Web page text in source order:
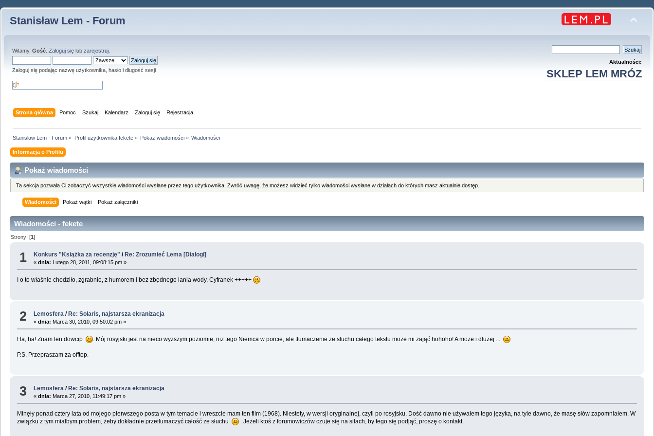
Stanisław Lem - Forum
Witamy, Gość Zaloguj się lub zarejestruj
Zaloguj się podając nazwę użytkownika, hasło i długość sesji
Aktualności:
SKLEP LEM MRÓZ
Strona główna Pomoc Szukaj Kalendarz Zaloguj się Rejestracja
Stanisław Lem - Forum » Profil użytkownika fekete» Pokaż wiadomości» Wiadomości
Informacja o Profilu
Pokaż wiadomości
Ta sekcja pozwala Ci zobaczyć wszystkie wiadomości wysłane przez tego użytkownika. Zwróć uwagę, że możesz widzieć tylko wiadomości wysłane w działach do których masz aktualnie dostęp.
Wiadomości Pokaż wątki Pokaż załączniki
Wiadomości - fekete
Strony: [1]
1 Konkurs "Książka za recenzję" / Re: Zrozumieć Lema [Dialogi]
«dnia: Lutego 28, 2011, 09:08:15 pm »
I o to właśnie chodziło, zgrabnie, z humorem i bez zbędnego lania wody, Cyfranek +++++
2 Lemosfera /Re: Solaris, najstarsza ekranizacja
«dnia: Marca 30, 2010, 09:50:02 pm »
Ha, ha! Znam ten dowcip . Mój rosyjski jest na nieco wyższym poziomie, niż tego Niemca w porcie, ale tłumaczenie ze słuchu całego tekstu może mi zająć hohoho! A może i dłużej ...
P.S. Przepraszam za offtop.
3 Lemosfera / Re: Solaris, najstarsza ekranizacja
«dnia: Marca 27, 2010, 11:49:17 pm »
Minęły ponad cztery lata od mojego pierwszego posta w tym temacie i wreszcie mam ten film (1968). Niestety, w wersji oryginalnej, czyli po rosyjsku. Dość dawno nie używałem tego języka, na tyle dawno, że masę słów zapomniałem. W
związku z tym miałbym problem, żeby dokładnie przetłumaczyć całość ze słuchu
. Jeżeli ktoś z forumowiczów czuje się na siłach, by tego się podjąć, proszę o kontakt.